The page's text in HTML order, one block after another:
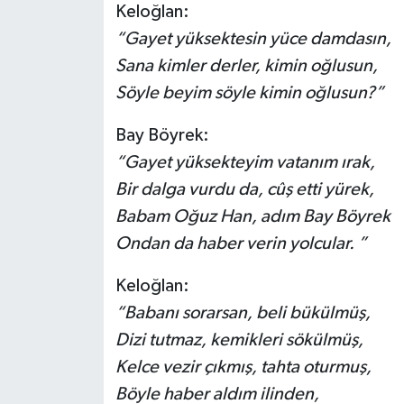
Keloğlan:
“Gayet yüksektesin yüce damdasın,
Sana kimler derler, kimin oğlusun,
Söyle beyim söyle kimin oğlusun?”
Bay Böyrek:
“Gayet yüksekteyim vatanım ırak,
Bir dalga vurdu da, cûş etti yürek,
Babam Oğuz Han, adım Bay Böyrek
Ondan da haber verin yolcular. ”
Keloğlan:
“Babanı sorarsan, beli bükülmüş,
Dizi tutmaz, kemikleri sökülmüş,
Kelce vezir çıkmış, tahta oturmuş,
Böyle haber aldım ilinden,